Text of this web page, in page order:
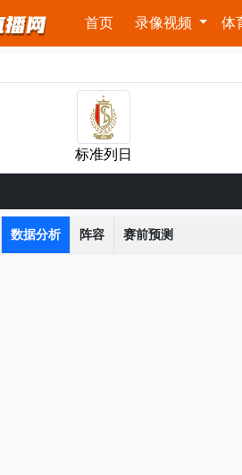
首页 录像视频 体
标准列日
数据分析 阵容 赛前预测